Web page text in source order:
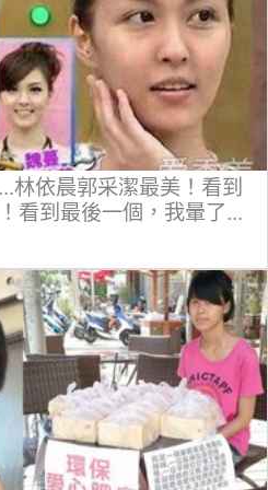
林依晨郭采潔最美！看到
看到最後一個，我暈了...